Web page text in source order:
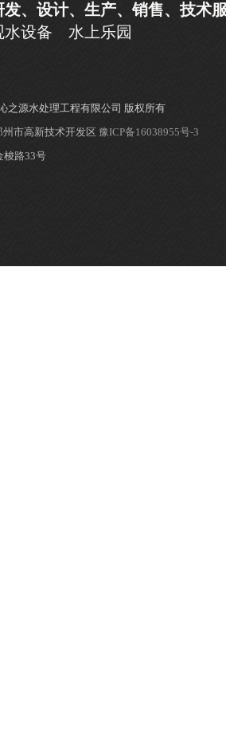
、设计、生产、销售、技术
水设备 水上乐园
之源水处理工程有限公司 版权所有
州市高新技术开发区 豫ICP备16038955号-3
梭路33号